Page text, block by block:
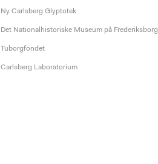
Ny Carlsberg Glyptotek
Det Nationalhistoriske Museum på Frederiksborg
Tuborgfondet
Carlsberg Laboratorium